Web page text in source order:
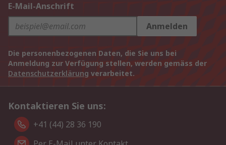
E-Mail-Anschrift
Anmelden
Die personenbezogenen Daten, die Sie uns bei
Anmeldung zur Verfügung stellen, werden gemäss der
Datenschutzerklärung verarbeitet.
Kontaktieren Sie uns:
+41 (44) 28 36 190